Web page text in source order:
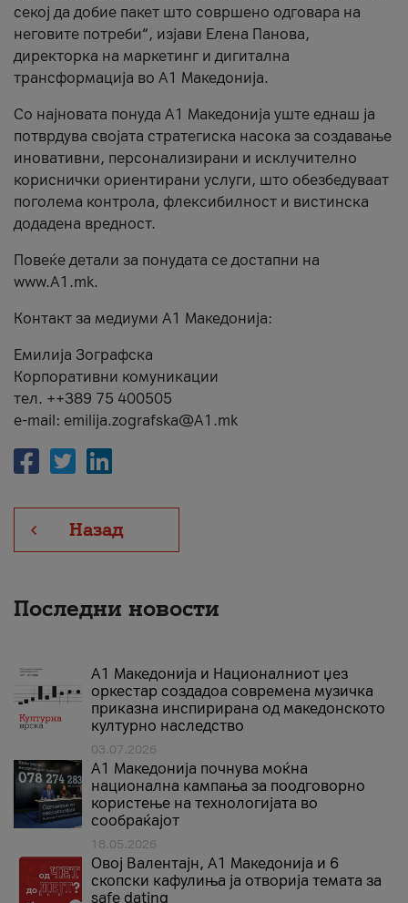
секој да добие пакет што совршено одговара на
неговите потреби“, изјави Елена Панова,
директорка на маркетинг и дигитална
трансформација во А1 Македонија.
Со најновата понуда А1 Македонија уште еднаш ја
потврдува својата стратегиска насока за создавање
иновативни, персонализирани и исклучително
кориснички ориентирани услуги, што обезбедуваат
поголема контрола, флексибилност и вистинска
додадена вредност.
Повеќе детали за понудата се достапни на
www.А1.mk.
Контакт за медиуми А1 Македонија:
Емилија Зографска
Корпоративни комуникации
тел. ++389 75 400505
e-mail: emilija.zografska@A1.mk
Назад
Последни новости
А1 Македонија и Националниот џез
оркестар создадоа современа музичка
приказна инспирирана од македонското
културно наследство
03.07.2026
A1 Македонија почнува моќна
национална кампања за поодговорно
користење на технологијата во
сообраќајот
18.05.2026
Овој Валентајн, A1 Македонија и 6
скопски кафулиња ја отворија темата за
safe dating